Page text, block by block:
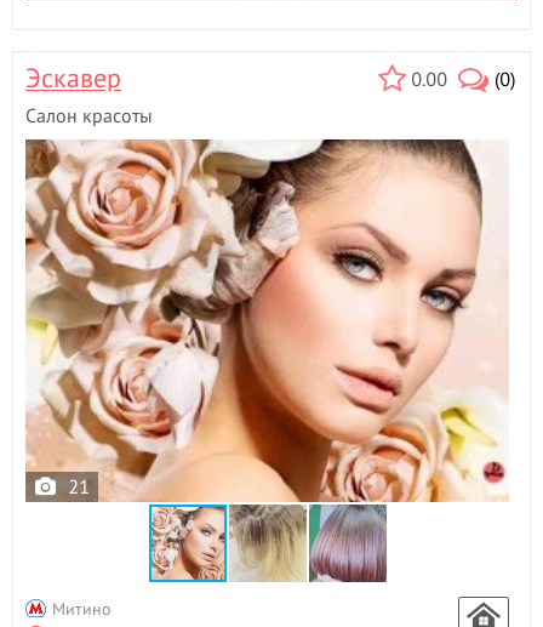
0.00 (0)
Эскавер
Салон красоты
21
Митино